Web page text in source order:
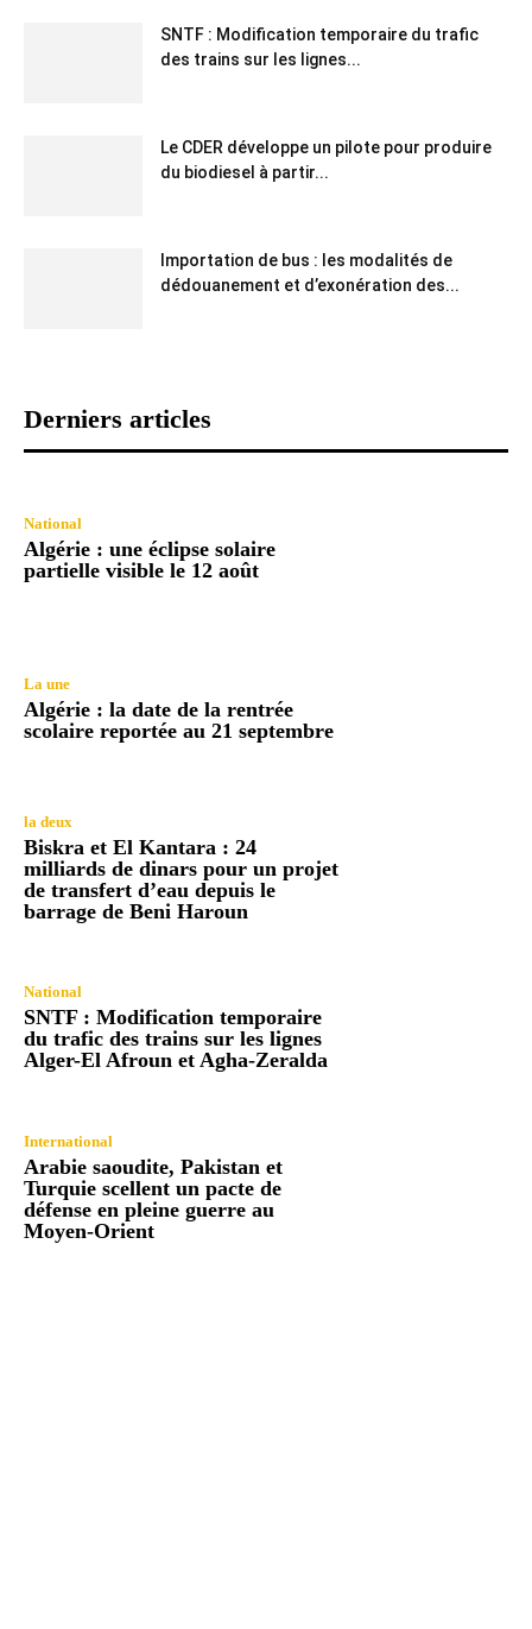
SNTF : Modification temporaire du trafic
des trains sur les lignes...
Le CDER développe un pilote pour produire
du biodiesel à partir...
Importation de bus : les modalités de
dédouanement et d’exonération des...
Derniers articles
National
Algérie : une éclipse solaire
partielle visible le 12 août
La une
Algérie : la date de la rentrée
scolaire reportée au 21 septembre
la deux
Biskra et El Kantara : 24
milliards de dinars pour un projet
de transfert d’eau depuis le
barrage de Beni Haroun
National
SNTF : Modification temporaire
du trafic des trains sur les lignes
Alger-El Afroun et Agha-Zeralda
International
Arabie saoudite, Pakistan et
Turquie scellent un pacte de
défense en pleine guerre au
Moyen-Orient